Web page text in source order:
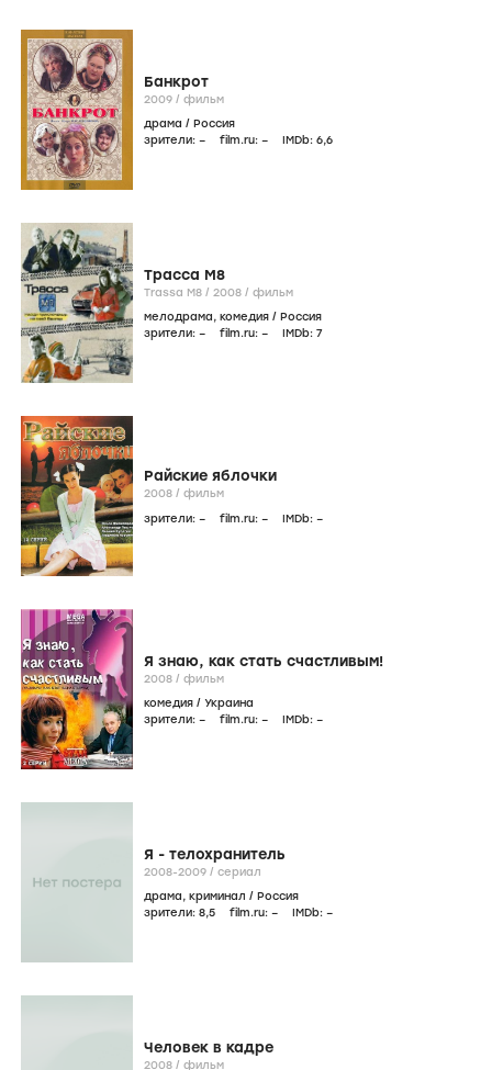
Банкрот
2009 / фильм
драма / Россия
зрители: – film.ru: – IMDb: 6,6
Трасса М8
Trassa M8 / 2008 / фильм
мелодрама, комедия / Россия
зрители: – film.ru: – IMDb: 7
Райские яблочки
2008 / фильм
зрители: – film.ru: – IMDb: –
Я знаю, как стать счастливым!
2008 / фильм
комедия / Украина
зрители: – film.ru: – IMDb: –
Я - телохранитель
2008-2009 / сериал
драма, криминал / Россия
зрители: 8,5 film.ru: – IMDb: –
Человек в кадре
2008 / фильм